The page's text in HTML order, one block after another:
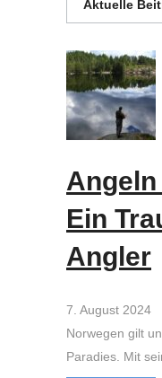
Aktuelle
Ein
Angler
7. August 2024
Norwegen gilt
Paradies. Mit